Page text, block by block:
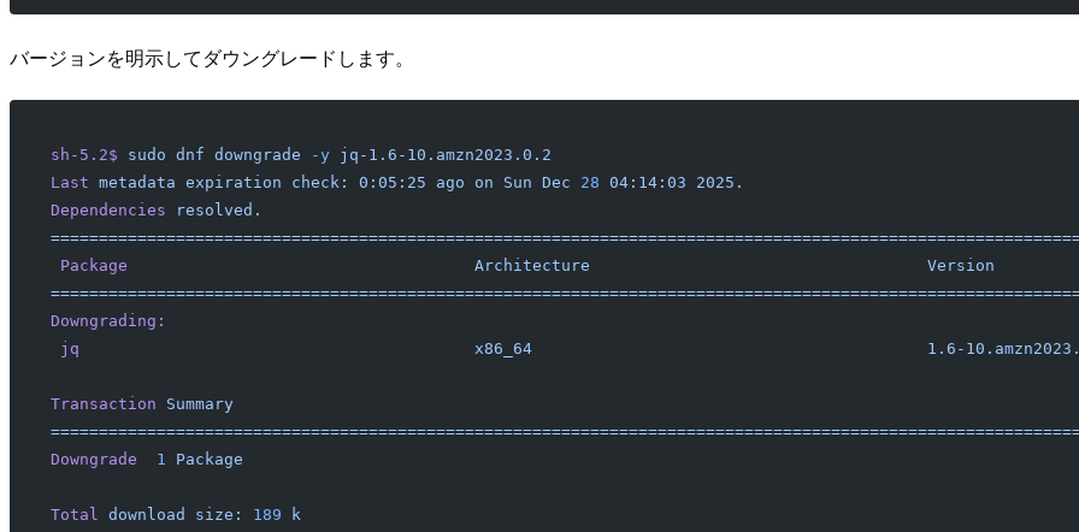
バージョンを明示してダウングレードします。
sh-5.2$ sudo dnf downgrade -y jq-1.6-10.amzn2023.0.2
Last metadata expiration check: 0:05:25 ago on Sun Dec 28 04:14:03 2025.
Dependencies resolved.
Package
                                    Architecture
                                   Version
Downgrading:
jq
                                         x86_64
1.6-
Transaction Summary
Downgrade
  1
Package
Total download size: 189 k